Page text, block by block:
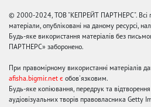
© 2000-2024, ТОВ "КЕПРЕЙТ ПАРТНЕРС". Всі
матеріали, опубліковані на даному
Будь-яке використання матеріалів без
ПАРТНЕРС» заборонено.
При правомірному використанні матеріалів
afisha.bigmir.net є обов'язковим.
Будь-яке копіювання, передрук та
аудіовізуальних творів правовласника Getty